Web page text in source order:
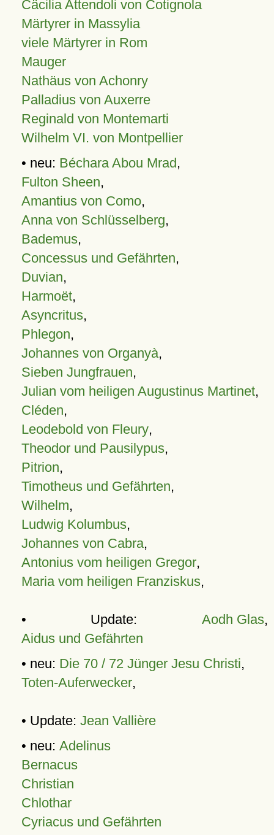
Cäcilia Attendoli von Cotignola
Märtyrer in Massylia
viele Märtyrer in Rom
Mauger
Nathäus von Achonry
Palladius von Auxerre
Reginald von Montemarti
Wilhelm VI. von Montpellier
• neu: Béchara Abou Mrad,
Fulton Sheen,
Amantius von Como,
Anna von Schlüsselberg,
Bademus,
Concessus und Gefährten,
Duvian,
Harmoët,
Asyncritus,
Phlegon,
Johannes von Organyà,
Sieben Jungfrauen,
Julian vom heiligen Augustinus Martinet,
Cléden,
Leodebold von Fleury,
Theodor und Pausilypus,
Pitrion,
Timotheus und Gefährten,
Wilhelm,
Ludwig Kolumbus,
Johannes von Cabra,
Antonius vom heiligen Gregor,
Maria vom heiligen Franziskus,
• Update: Aodh Glas,
Aidus und Gefährten
• neu: Die 70 / 72 Jünger Jesu Christi,
Toten-Auferwecker,
• Update: Jean Vallière
• neu: Adelinus
Bernacus
Christian
Chlothar
Cyriacus und Gefährten